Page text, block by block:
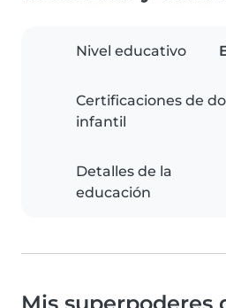
Nivel educativo
Certificaciones de
infantil
Detalles de la
educación